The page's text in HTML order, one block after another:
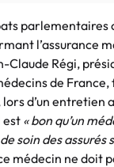
parlementaires
l’assurance
Claude Régi,
de
d’un entretien
est « bon qu’un
soin des assurés
médecin ne doit